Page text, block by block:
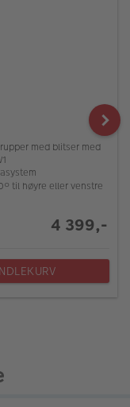
med blitser med
og 180º til høyre eller venstre
4 399,-